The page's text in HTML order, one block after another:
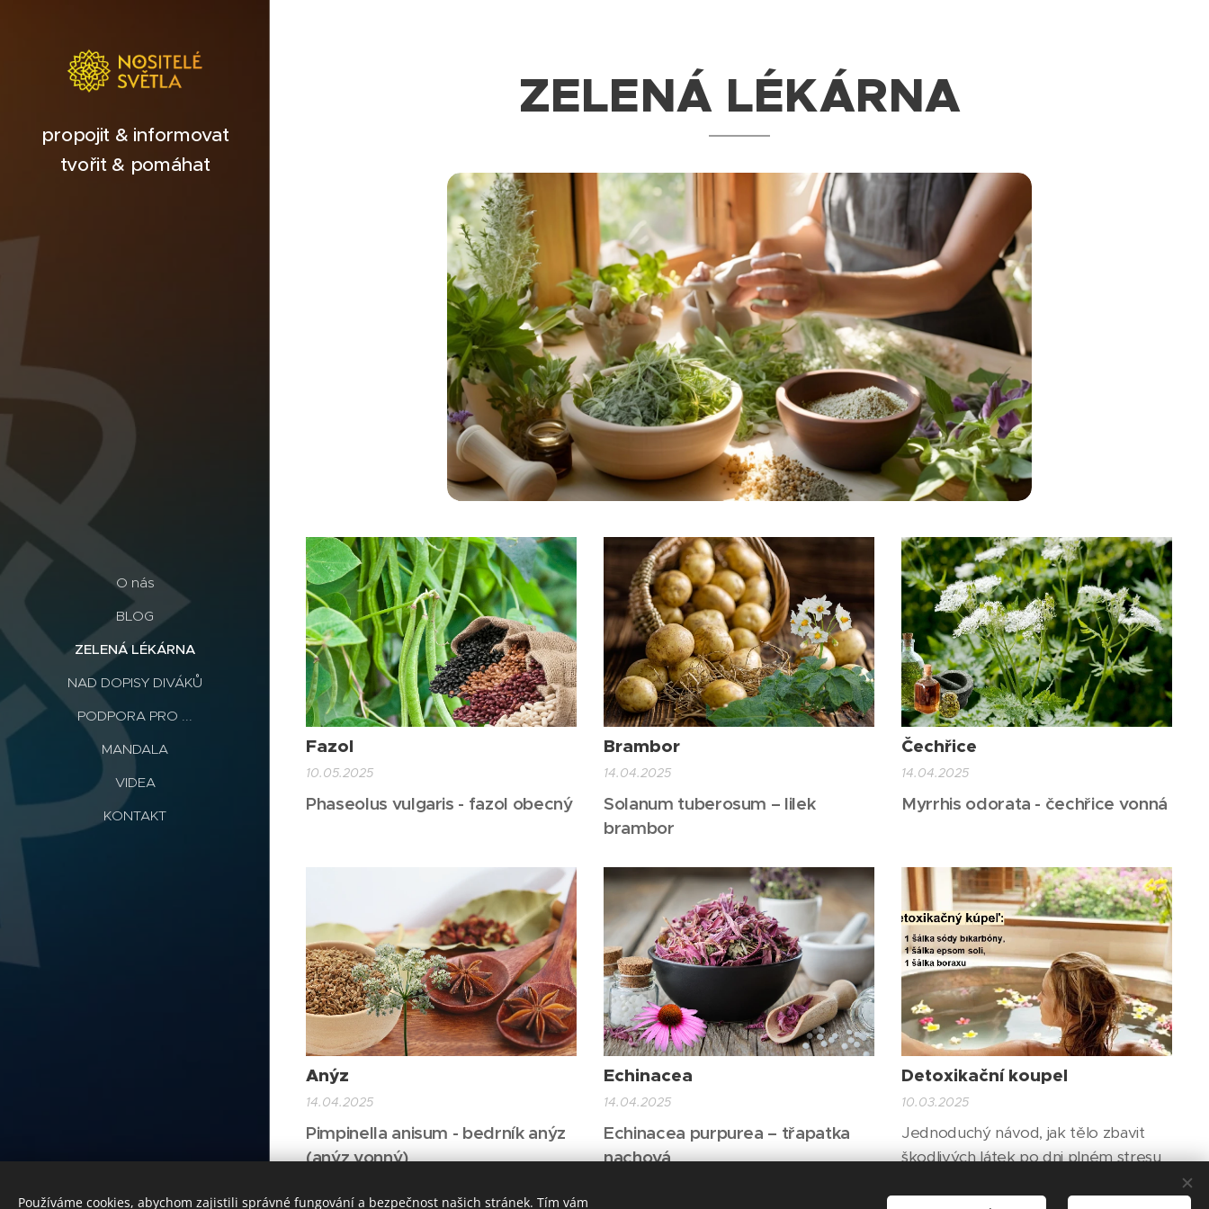
propojit & informovat
tvořit & pomáhat
O nás
BLOG
ZELENÁ LÉKÁRNA
NAD DOPISY DIVÁKŮ
PODPORA PRO ...
MANDALA
VIDEA
KONTAKT
ZELENÁ LÉKÁRNA
Fazol
10.05.2025
Phaseolus vulgaris - fazol obecný
Brambor
14.04.2025
Solanum tuberosum – lilek
brambor
Čechřice
14.04.2025
Myrrhis odorata - čechřice vonná
Anýz
14.04.2025
Pimpinella anisum - bedrník anýz
(anýz vonný)
Echinacea
14.04.2025
Echinacea purpurea – třapatka
nachová
Detoxikační koupel
10.03.2025
Jednoduchý návod, jak tělo zbavit
škodlivých látek po dni plném stresu
Používáme cookies, abychom zajistili správné fungování a bezpečnost našich stránek. Tím vám